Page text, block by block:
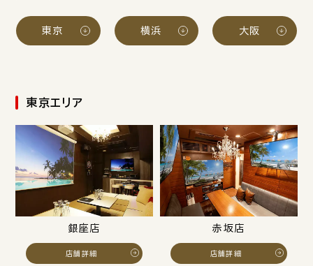
東京 横浜 大阪
東京エリア
銀座店
店舗詳細
赤坂店
店舗詳細